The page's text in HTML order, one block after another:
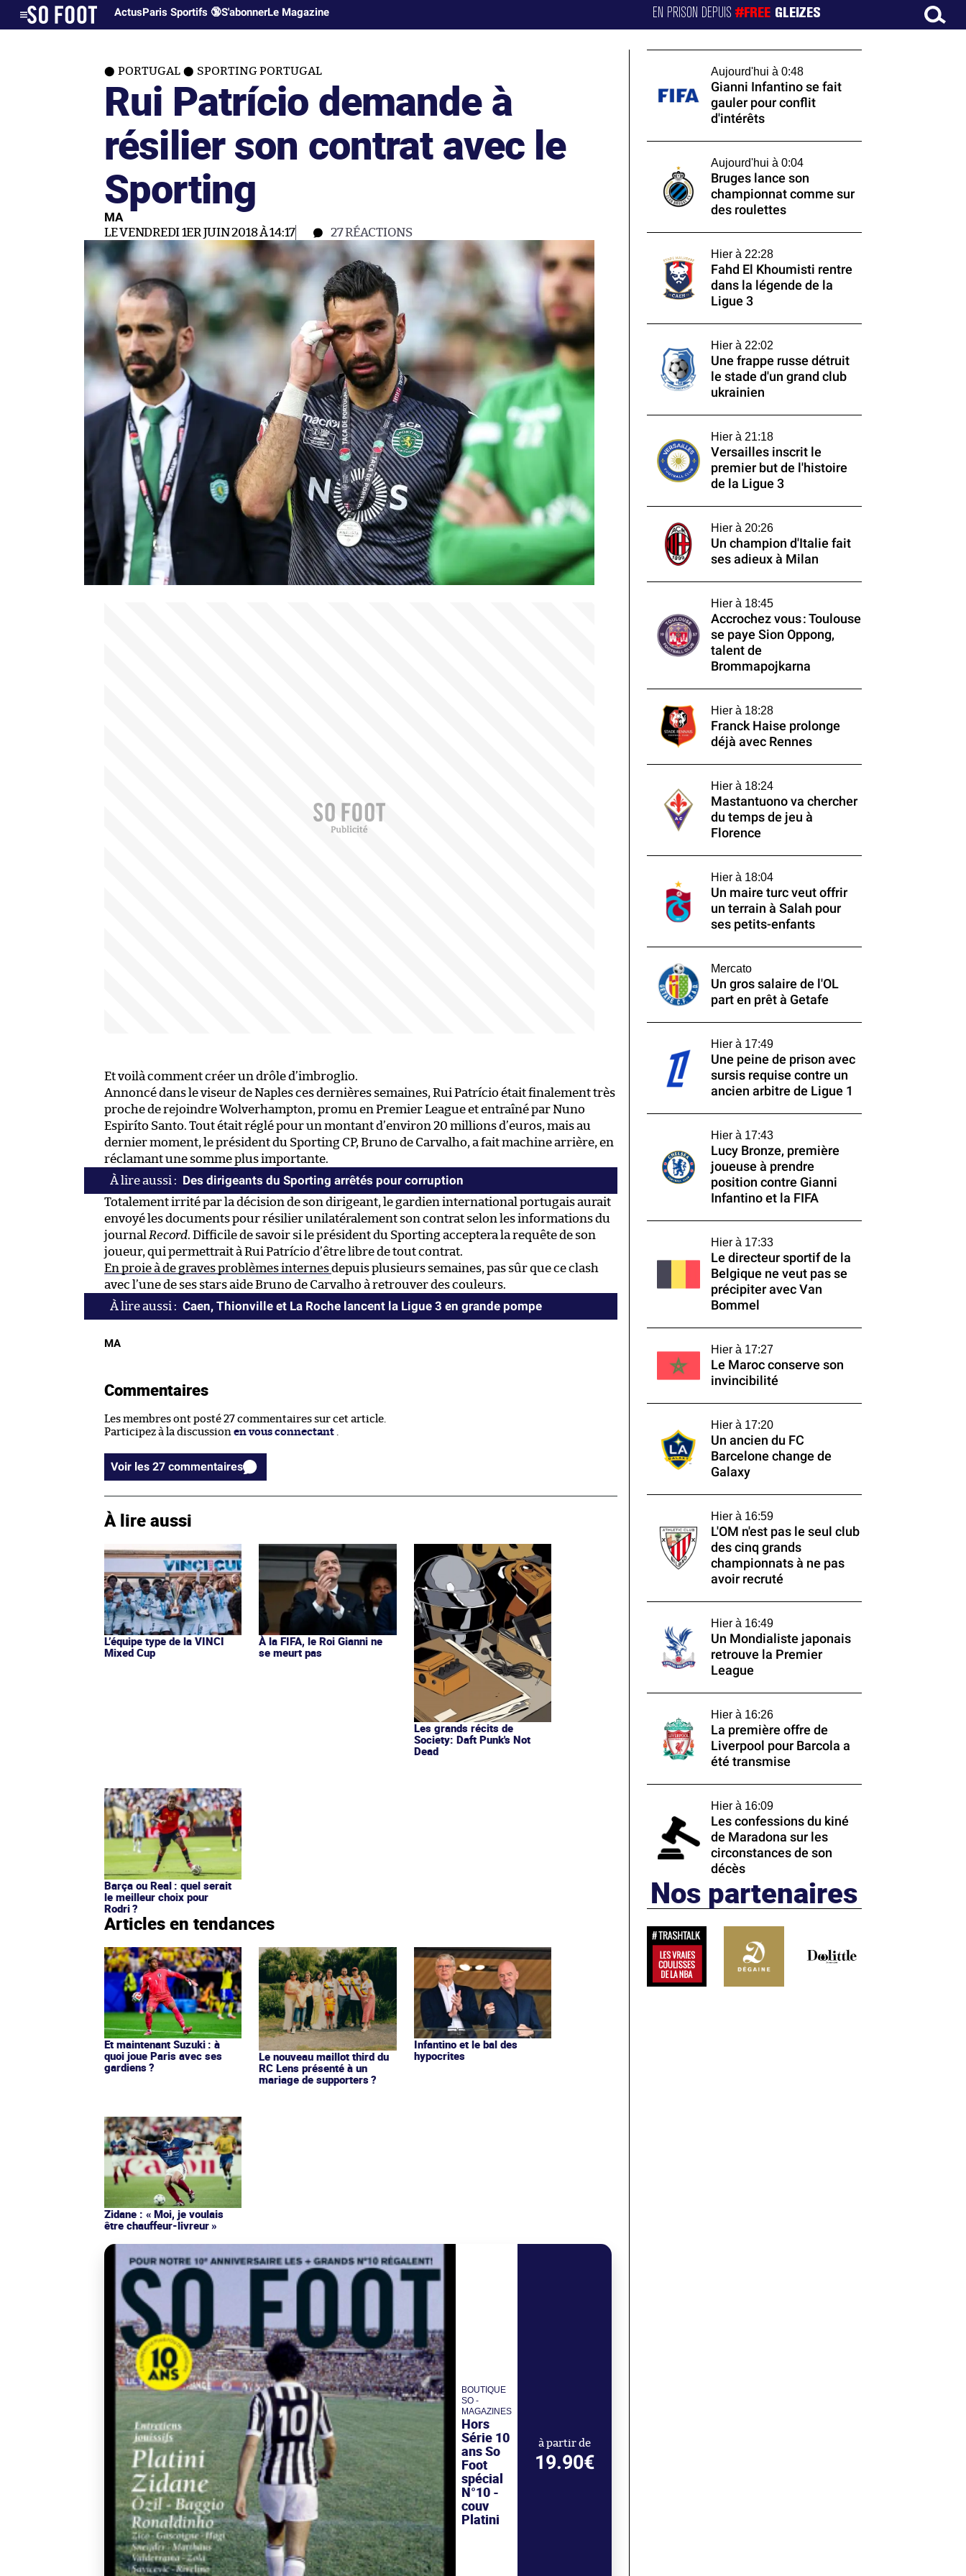
ActusParis Sportifs 🔞S'abonnerLe Magazine EN PRISON DEPUIS#FREE GLEIZES
PORTUGAL SPORTING PORTUGAL
Rui Patrício demande à
résilier son contrat avec le
Sporting
MA
LE VENDREDI 1ER JUIN 2018 À 14:17 27RÉACTIONS
Et voilà comment créer un drôle d’imbroglio.
Annoncé dans le viseur de Naples ces dernières semaines, Rui Patrício était finalement très
proche de rejoindre Wolverhampton, promu en Premier League et entraîné par Nuno
Espiríto Santo. Tout était réglé pour un montant d’environ 20 millions d’euros, mais au
dernier moment, le président du Sporting CP, Bruno de Carvalho, a fait machine arrière, en
réclamant une somme plus importante.
Des dirigeants du Sporting arrêtés pour corruption
Totalement irrité par la décision de son dirigeant, le gardien international portugais aurait
envoyé les documents pour résilier unilatéralement son contrat selon les informations du
journal Record. Difficile de savoir si le président du Sporting acceptera la requête de son
joueur, qui permettrait à Rui Patrício d’être libre de tout contrat.
En proie à de graves problèmes internesdepuis plusieurs semaines, pas sûr que ce clash
avec l’une de ses stars aide Bruno de Carvalho à retrouver des couleurs.
Caen, Thionville et La Roche lancent la Ligue 3 en grande pompe
MA
Commentaires
Les membres ont posté 27 commentaires sur cet article.
Participez à la discussion en vous connectant
Voir les 27 commentaires
À lire aussi
L’équipe type de la VINCI
Mixed Cup
À la FIFA, le Roi Gianni ne
se meurt pas
Les grands récits de
Society: Daft Punk's Not
Dead
Barça ou Real : quel serait
le meilleur choix pour
Rodri ?
Articles en tendances
Et maintenant Suzuki : à
quoi joue Paris avec ses
gardiens ?
Le nouveau maillot third du
RC Lens présenté à un
mariage de supporters ?
Infantino et le bal des
hypocrites
Zidane : « Moi, je voulais
être chauffeur-livreur »
BOUTIQUE
SO -
MAGAZINES
Hors
Série 10
ans So
Foot
spécial
N°10 -
couv
Platini
à partir de
19.90€
Aujourd'hui à 0:48
Gianni Infantino se fait
gauler pour conflit
d'intérêts
Aujourd'hui à 0:04
Bruges lance son
championnat comme sur
des roulettes
Hier à 22:28
Fahd El Khoumisti rentre
dans la légende de la
Ligue 3
Hier à 22:02
Une frappe russe détruit
le stade d'un grand club
ukrainien
Hier à 21:18
Versailles inscrit le
premier but de l'histoire
de la Ligue 3
Hier à 20:26
Un champion d'Italie fait
ses adieux à Milan
Hier à 18:45
Accrochez vous : Toulouse
se paye Sion Oppong,
talent de
Brommapojkarna
Hier à 18:28
Franck Haise prolonge
déjà avec Rennes
Hier à 18:24
Mastantuono va chercher
du temps de jeu à
Florence
Hier à 18:04
Un maire turc veut offrir
un terrain à Salah pour
ses petits-enfants
Mercato
Un gros salaire de l'OL
part en prêt à Getafe
Hier à 17:49
Une peine de prison avec
sursis requise contre un
ancien arbitre de Ligue 1
Hier à 17:43
Lucy Bronze, première
joueuse à prendre
position contre Gianni
Infantino et la FIFA
Hier à 17:33
Le directeur sportif de la
Belgique ne veut pas se
précipiter avec Van
Bommel
Hier à 17:27
Le Maroc conserve son
invincibilité
Hier à 17:20
Un ancien du FC
Barcelone change de
Galaxy
Hier à 16:59
L'OM n'est pas le seul club
des cinq grands
championnats à ne pas
avoir recruté
Hier à 16:49
Un Mondialiste japonais
retrouve la Premier
League
Hier à 16:26
La première offre de
Liverpool pour Barcola a
été transmise
Hier à 16:09
Les confessions du kiné
de Maradona sur les
circonstances de son
décès
Nos partenaires